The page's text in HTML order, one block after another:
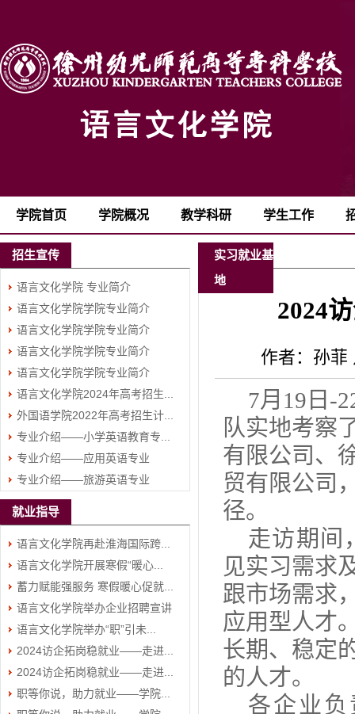
学院首页 学院概况 教学科研 学生工作
招生宣传
语言文化学院 专业简介
语言文化学院学院专业简介
（四）
语言文化学院学院专业简介
（三）
语言文化学院学院专业简介
（二）
语言文化学院学院专业简介
（一）
语言文化学院2024年高考招生...
外国语学院2022年高考招生计...
专业介绍——小学英语教育专...
专业介绍——应用英语专业
专业介绍——旅游英语专业
就业指导
语言文化学院再赴淮海国际跨...
语言文化学院开展寒假“暖心...
蓄力赋能强服务 寒假暖心促就...
语言文化学院举办企业招聘宣讲
会语言文化学院举办“职”引未...
2024访企拓岗稳就业——走进...
2024访企拓岗稳就业——走进...
职等你说，助力就业——学院...
实习就业基
地
2024
作者：孙菲
7月19日-
队实地考察
有限公司、
贸有限公司
径。
走访期间
见实习需求
跟市场需求
应用型人才
长期、稳定
的人才。
各企业